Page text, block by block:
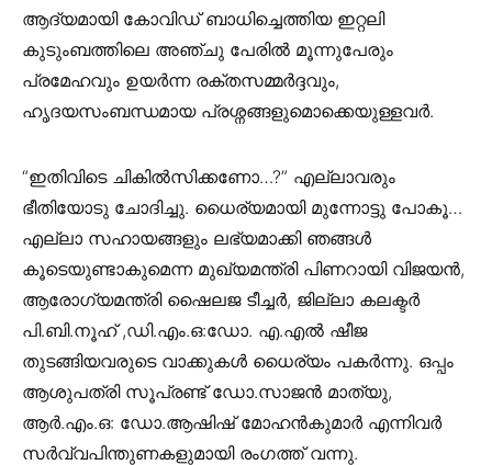
ആദ്യമായി കോവിഡ് ബാധിച്ചെത്തിയ ഇറ്റലി
കുടുംബത്തിലെ അഞ്ചു പേരില്‍ മൂന്നുപേരും
പ്രമേഹവും ഉയര്‍ന്ന രക്തസമ്മര്‍ദ്ദവും,
ഹൃദയസംബന്ധമായ പ്രശ്നങ്ങളുമൊക്കെയുള്ളവര്‍.
“ഇതിവിടെ ചികില്‍സിക്കണോ…?” എല്ലാവരും
ഭീതിയോടു ചോദിച്ചു. ധൈര്യമായി മുന്നോട്ടു പോകൂ…
എല്ലാ സഹായങ്ങളും ലഭ്യമാക്കി ഞങ്ങള്‍
കൂടെയുണ്ടാകുമെന്ന മുഖ്യമന്ത്രി പിണറായി വിജയന്‍,
ആരോഗ്യമന്ത്രി ഷൈലജ ടീച്ചര്‍, ജില്ലാ കലക്ടര്‍
പി.ബി.നൂഹ് ,ഡി.എം.ഒ:ഡോ. എ.എല്‍ ഷീജ
തുടങ്ങിയവരുടെ വാക്കുകള്‍ ധൈര്യം പകര്‍ന്നു. ഒപ്പം
ആശുപത്രി സൂപ്രണ്ട് ഡോ.സാജന്‍ മാത്യു,
ആര്‍.എം.ഒ: ഡോ.ആഷിഷ് മോഹന്‍കുമാര്‍ എന്നിവര്‍
സര്‍വ്വപിന്തുണകളുമായി രംഗത്ത് വന്നു.